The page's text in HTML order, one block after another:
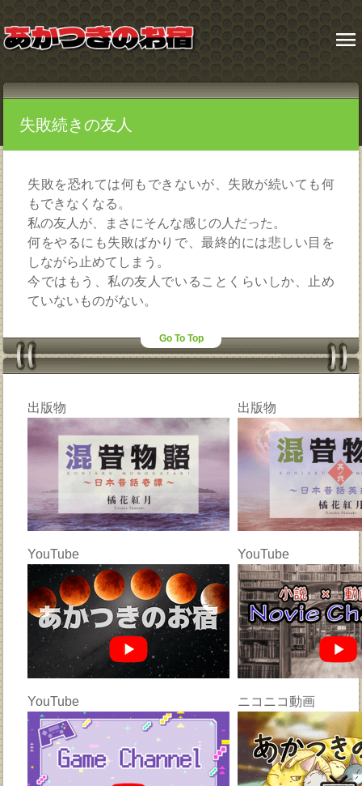
menu
失敗続きの友人
失敗を恐れては何もできないが、失敗が続いても何
もできなくなる。
私の友人が、まさにそんな感じの人だった。
何をやるにも失敗ばかりで、最終的には悲しい目を
しながら止めてしまう。
今ではもう、私の友人でいることくらいしか、止め
ていないものがない。
Go To Top
出版物 出版物
YouTube YouTube
YouTube ニコニコ動画